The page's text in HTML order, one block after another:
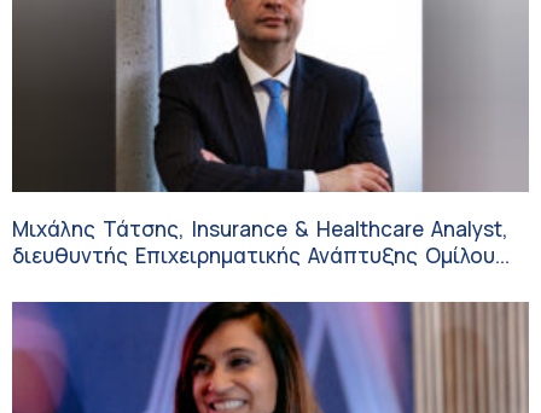
Μιχάλης Τάτσης, Insurance & Healthcare Analyst,
διευθυντής Επιχειρηματικής Ανάπτυξης Ομίλου